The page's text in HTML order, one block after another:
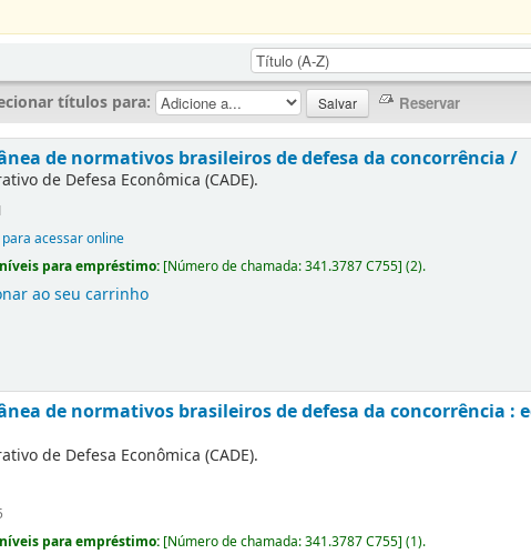
títulos para:
de normativos brasileiros de defesa da concorrência /
de Defesa Econômica (CADE).
acessar online
para empréstimo: [Número de chamada:341.3787 C755](2).
ao seu carrinho
de normativos brasileiros de defesa da concorrência :
de Defesa Econômica (CADE).
para empréstimo: [Número de chamada:341.3787 C755](1).